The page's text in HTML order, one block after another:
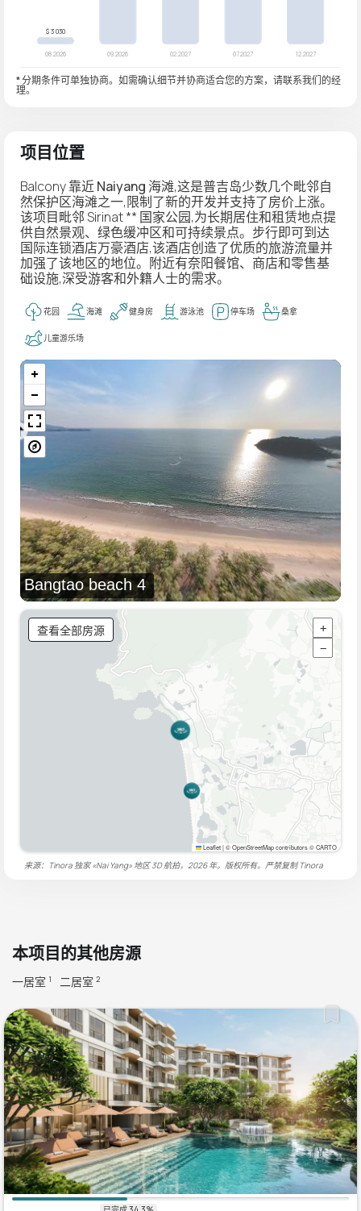
* 分期条件可单独协商。如需确认细节并协商适合您的方案，请联系我们的经
理。
项目位置
Balcony 靠近Naiyang 海滩,这是普吉岛少数几个毗邻自
然保护区海滩之一,限制了新的开发并支持了房价上涨。
该项目毗邻 Sirinat ** 国家公园,为长期居住和租赁地点提
供自然景观、绿色缓冲区和可持续景点。步行即可到达
国际连锁酒店万豪酒店,该酒店创造了优质的旅游流量并
加强了该地区的地位。附近有奈阳餐馆、商店和零售基
础设施,深受游客和外籍人士的需求。
花园 海滩 健身房 游泳池 停车场 桑拿
儿童游乐场
Bangtao beach 4
查看全部房源
+
−
Leaflet|© OpenStreetMap contributors © CARTO
来源：Tinora 独家 «Nai Yang» 地区 3D 航拍，2026 年。版权所有。严禁复制Tinora
本项目的其他房源
一居室 1 二居室 2